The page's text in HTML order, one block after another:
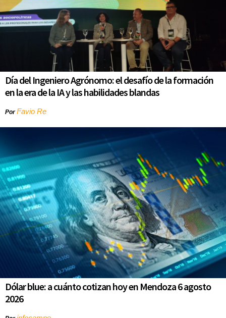
Día del Ingeniero Agrónomo: el desafío de la formación
en la era de la IA y las habilidades blandas
PorFavio Re
Dólar blue: a cuánto cotizan hoy en Mendoza 6 agosto
2026